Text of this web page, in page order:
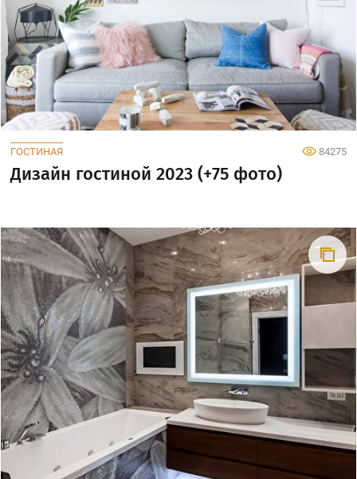
ГОСТИНАЯ 84275
Дизайн гостиной 2023 (+75 фото)